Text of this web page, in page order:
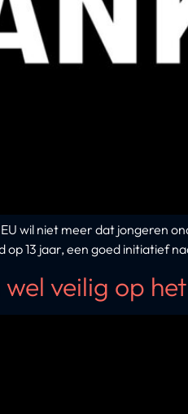
wil niet meer dat jongeren
op 13 jaar, een goed initiatief
veilig op